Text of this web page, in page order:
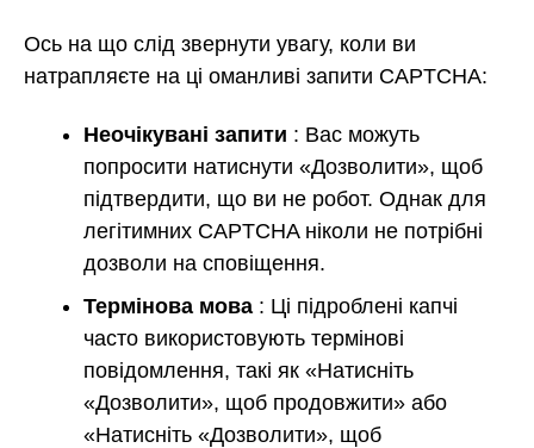
Ось на що слід звернути увагу, коли ви
натрапляєте на ці оманливі запити CAPTCHA:
Неочікувані запити : Вас можуть
попросити натиснути «Дозволити», щоб
підтвердити, що ви не робот. Однак для
легітимних CAPTCHA ніколи не потрібні
дозволи на сповіщення.
Термінова мова : Ці підроблені капчі
часто використовують термінові
повідомлення, такі як «Натисніть
«Дозволити», щоб продовжити» або
«Натисніть «Дозволити», щоб